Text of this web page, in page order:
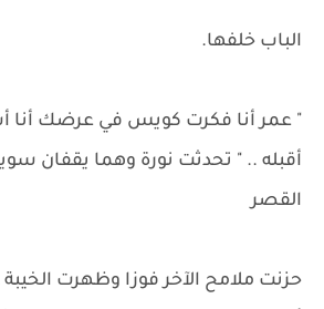
الباب خلفها.
" عمر أنا فكرت كويس في عرضك
أقبله .. " تحدثت نورة وهما يقفان
القصر
حزنت ملامح الآخر فوزا وظهرت